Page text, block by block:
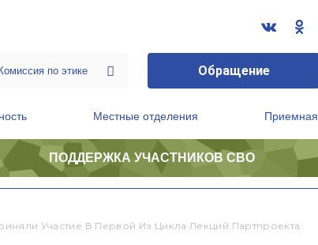
Обращение
Местные отделения Приемная
ПОДДЕРЖКА УЧАСТНИКОВ СВО
Участие В Первой Из Цикла Лекций Партпроекта